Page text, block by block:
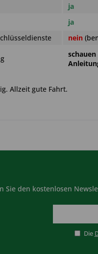
ja
ja
nein
Allzeit gute Fahrt.
Sie den kostenlosen
Die